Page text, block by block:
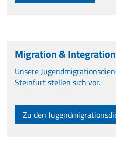
Migration & Integration
Unsere
Steinfurt stellen sich vor.
Zu den